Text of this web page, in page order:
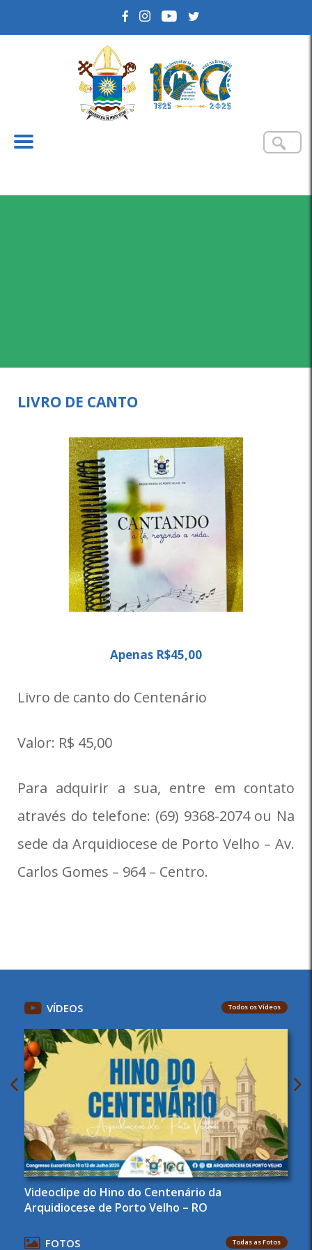
LIVRO DE CANTO
Apenas R$45,00
Livro de canto do Centenário
Valor: R$ 45,00
Para adquirir a sua, entre em contato
através do telefone: (69) 9368-2074 ou Na
sede da Arquidiocese de Porto Velho – Av.
Carlos Gomes – 964 – Centro.
VÍDEOS Todos os Vídeos
Videoclipe do Hino do Centenário da
Arquidiocese de Porto Velho – RO
FOTOS Todas as Fotos